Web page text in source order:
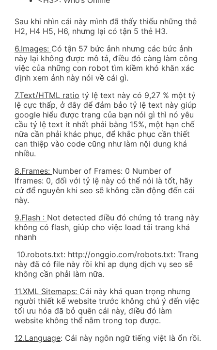
Sau khi nhìn cái này mình đã thấy thiếu những thẻ
H2, H4 H5, H6, nhưng lại có tận 5 thẻ H3.
6.Images: Có tận 57 bức ảnh nhưng các bức ảnh
này lại không được mô tả, điều đó càng làm công
việc của những con robot tìm kiềm khó khăn xác
định xem ảnh này nói về cái gì.
7.Text/HTML ratio tỷ lệ text này có 9,27 % một tỷ
lệ cực thấp, ở đây để đảm bảo tỷ lệ text này giúp
google hiểu được trang của bạn nói gì thì nó yêu
cầu tỷ lệ text ít nhất phải bằng 15%, một hạn chế
nữa cần phải khác phục, để khắc phục cần thiết
can thiệp vào code cũng như làm nội dung khá
nhiều.
8.Frames: Number of Frames: 0 Number of
Iframes: 0, đối với tỷ lệ này có thể nói là tốt, hãy
cứ để nguyên khi seo sẽ không cần động đến cái
này.
9.Flash : Not detected điều đó chứng tỏ trang này
không có flash, giúp cho việc load tải trang khá
nhanh
10.robots.txt: http://onggio.com/robots.txt: Trang
này đã có file này rồi khi ap dụng dịch vụ seo sẽ
không cần phải làm nữa.
11.XML Sitemaps: Cái này khá quan trọng nhưng
người thiết kế website trước không chú ý đến việc
tối ưu hóa đã bỏ quên cái này, điều đó làm
website không thể nằm trong top được.
12.Language: Cái này ngôn ngữ tiếng việt là ổn rồi.